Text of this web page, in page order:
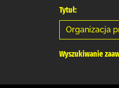
Tytuł:
Wyszukiwanie